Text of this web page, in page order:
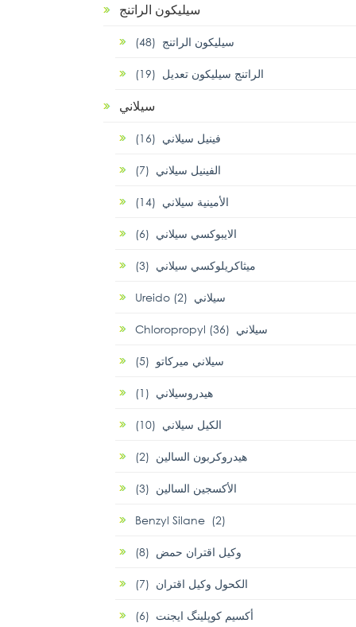
سيليكون الراتنج
سيليكون الراتنج (48)
الراتنج سيليكون تعديل (19)
سيلاني
فينيل سيلاني (16)
الفينيل سيلاني (7)
الأمينية سيلاني (14)
الايبوكسي سيلاني (6)
ميثاكريلوكسي سيلاني (3)
Ureido سيلاني (2)
Chloropropyl سيلاني (36)
سيلاني ميركاتو (5)
هيدروسيلاني (1)
الكيل سيلاني (10)
هيدروكربون السالين (2)
الأكسجين السالين (3)
Benzyl Silane (2)
وكيل اقتران حمض (8)
الكحول وكيل اقتران (7)
أكسيم كوپلينگ ايجنت (6)